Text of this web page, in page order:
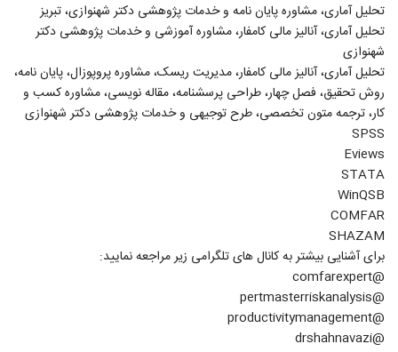
تحلیل آماری، مشاوره پایان نامه و خدمات پژوهشی دکتر شهنوازی، تبریز
تحلیل آماری، آنالیز مالی کامفار، مشاوره آموزشی و خدمات پژوهشی دکتر
شهنوازی
تحلیل آماری، آنالیز مالی کامفار، مدیریت ریسک، مشاوره پروپوزال، پایان نامه،
روش تحقیق، فصل چهار، طراحی پرسشنامه، مقاله نویسی، مشاوره کسب و
کار، ترجمه متون تخصصی، طرح توجیهی و خدمات پژوهشی دکتر شهنوازی
SPSS
Eviews
STATA
WinQSB
COMFAR
SHAZAM
برای آشنایی بیشتر به کانال های تلگرامی زیر مراجعه نمایید:
@comfarexpert
@pertmasterriskanalysis
@productivitymanagement
@drshahnavazi